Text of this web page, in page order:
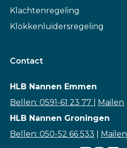
Klachtenregeling
Klokkenluidersregeling
Contact
HLB Nannen Emmen
Bellen: 0591-61 23 77
Mailen
HLB Nannen Groningen
Bellen: 050-52 66 533
Mailen